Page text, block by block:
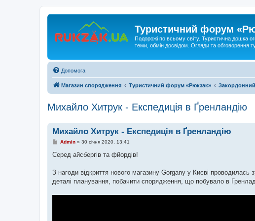
Туристичний форум
Подорожі по всьому світу. Туристична дошка
теми, обмін досвідом. Огляди та обговорення
Допомога
Магазин спорядження Туристичний форум «Рюкзак»
Михайло Хитрук - Експедиція в Ґренландію
Михайло Хитрук - Експедиція в Ґренландію
П
в
о
л
н
Admin» 30 січня 2020, 13:41
Серед айсбергів та фйордів!
З нагоди відкриття нового магазину Gorgany у Києві проводилась
деталі планування, побачити спорядження, що побувало в